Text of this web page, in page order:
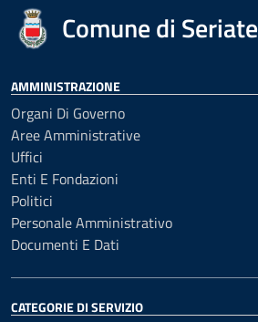
Comune di Seriate
AMMINISTRAZIONE
Organi Di Governo
Aree Amministrative
Uffici
Enti E Fondazioni
Politici
Personale Amministrativo
Documenti E Dati
CATEGORIE DI SERVIZIO